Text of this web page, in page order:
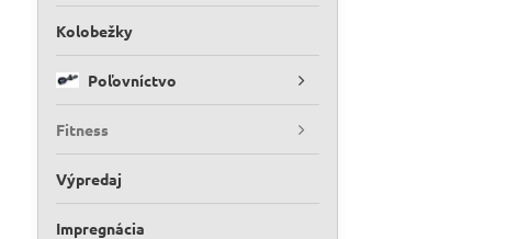
Kolobežky
Poľovníctvo
Fitness
Výpredaj
Impregnácia